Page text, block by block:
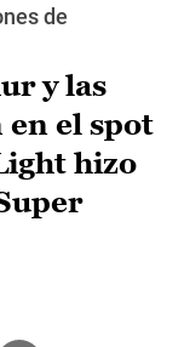
de
y las
en el spot
hizo